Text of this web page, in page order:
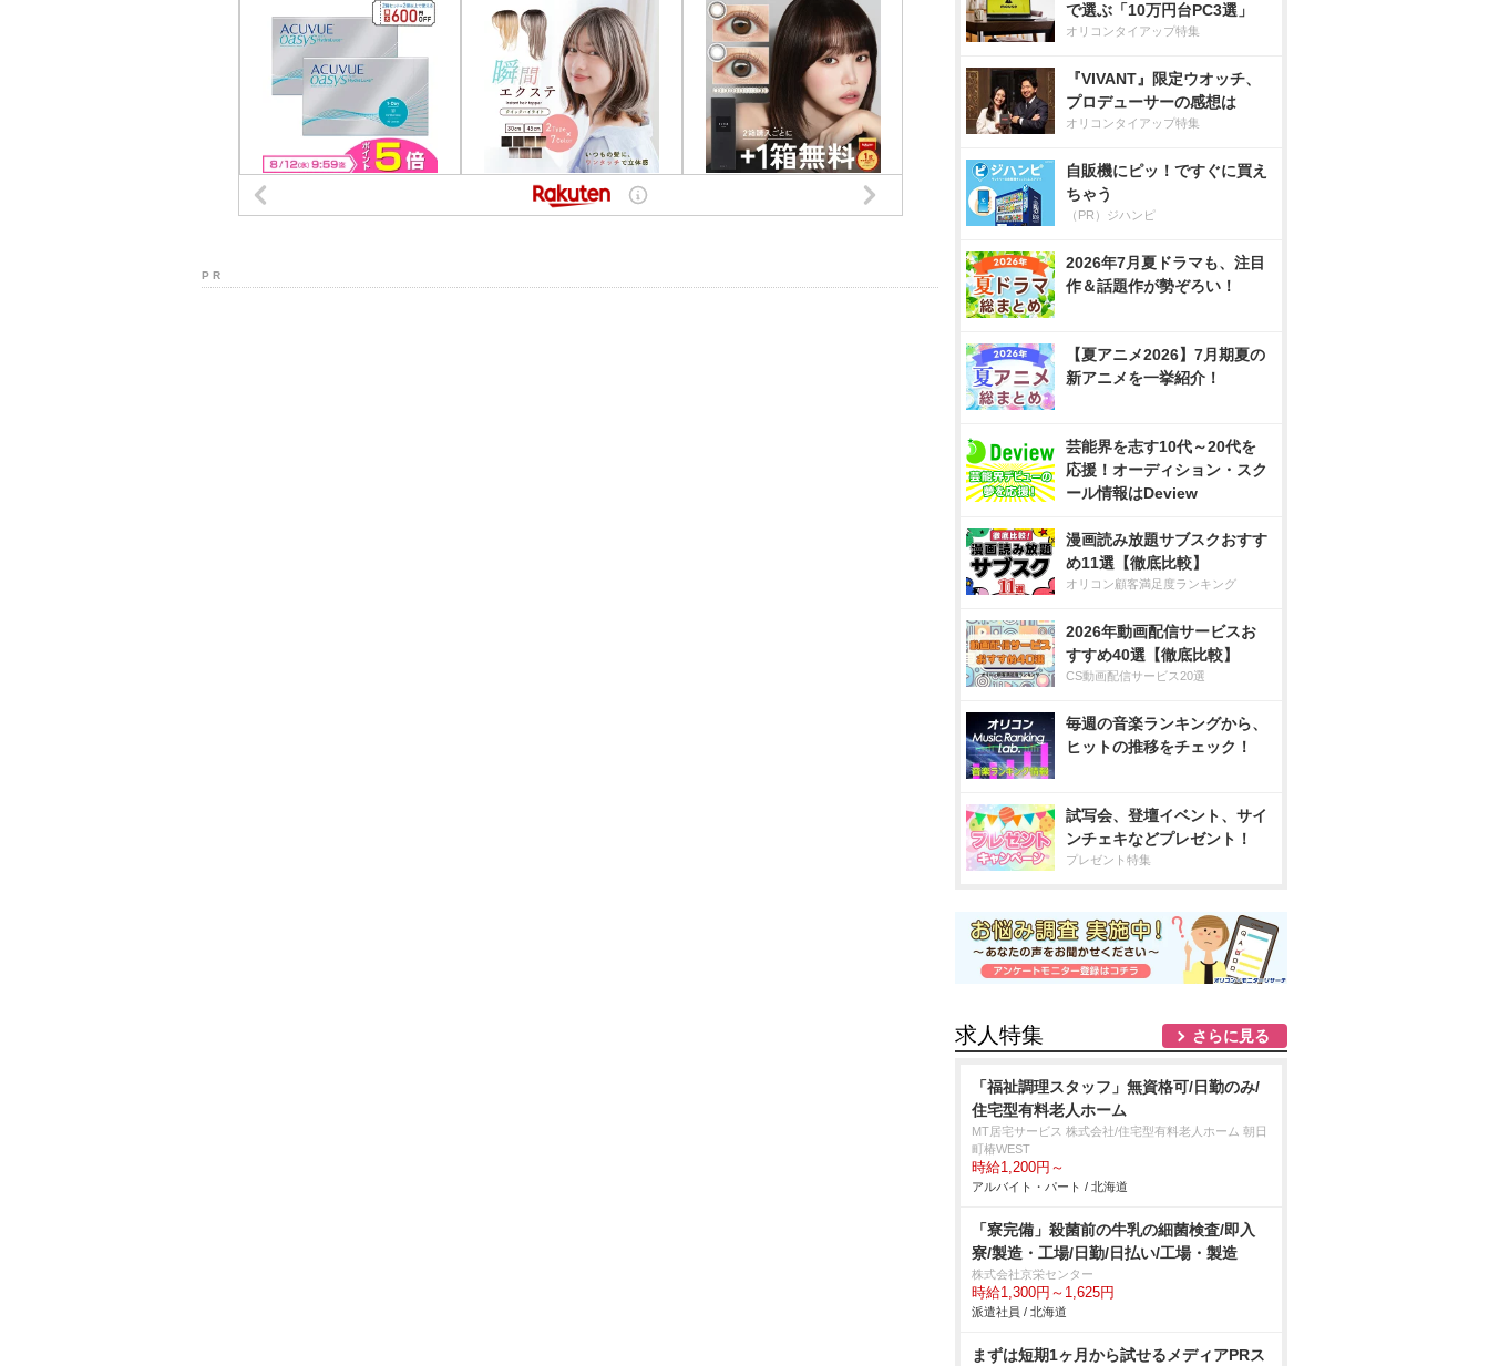
P R
で選ぶ「10万円台PC3選」
オリコンタイアップ特集
『VIVANT』限定ウオッチ、
プロデューサーの感想は
オリコンタイアップ特集
自販機にピッ！ですぐに買え
ちゃう
（PR）ジハンピ
2026年7月夏ドラマも、注目
作＆話題作が勢ぞろい！
【夏アニメ2026】7月期夏の
新アニメを一挙紹介！
芸能界を志す10代～20代を
応援！オーディション・スク
ール情報はDeview
漫画読み放題サブスクおすす
め11選【徹底比較】
オリコン顧客満足度ランキング
2026年動画配信サービスお
すすめ40選【徹底比較】
CS動画配信サービス20選
毎週の音楽ランキングから、
ヒットの推移をチェック！
試写会、登壇イベント、サイ
ンチェキなどプレゼント！
プレゼント特集
求人特集 さらに見る
「福祉調理スタッフ」無資格可/日勤のみ/
住宅型有料老人ホーム
MT居宅サービス 株式会社/住宅型有料老人ホーム 朝日
町椿WEST
時給1,200円～
アルバイト・パート / 北海道
「寮完備」殺菌前の牛乳の細菌検査/即入
寮/製造・工場/日勤/日払い/工場・製造
株式会社京栄センター
時給1,300円～1,625円
派遣社員 / 北海道
まずは短期1ヶ月から試せるメディアPRス